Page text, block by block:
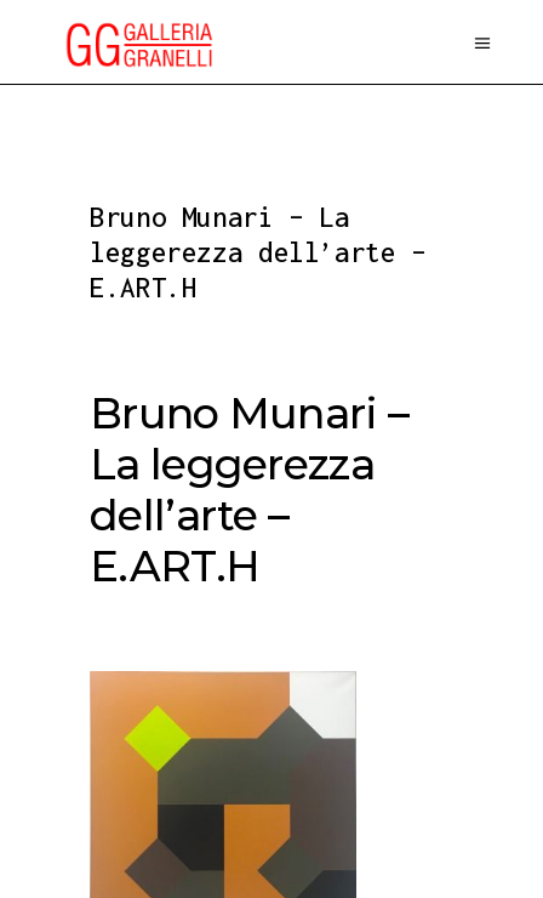
Bruno Munari – La
leggerezza dell’arte –
E.ART.H
Bruno Munari –
La leggerezza
dell’arte –
E.ART.H